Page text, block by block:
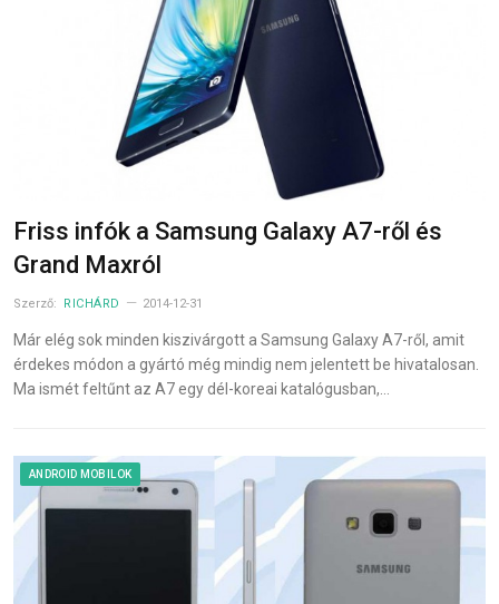
Friss infók a Samsung Galaxy A7-ről és
Grand Maxról
Szerző: RICHÁRD 2014-12-31
Már elég sok minden kiszivárgott a Samsung Galaxy A7-ről, amit
érdekes módon a gyártó még mindig nem jelentett be hivatalosan.
Ma ismét feltűnt az A7 egy dél-koreai katalógusban,…
ANDROID MOBILOK